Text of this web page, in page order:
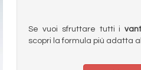
Se vuoi sfruttare tutti i
scopri la formula più adatta